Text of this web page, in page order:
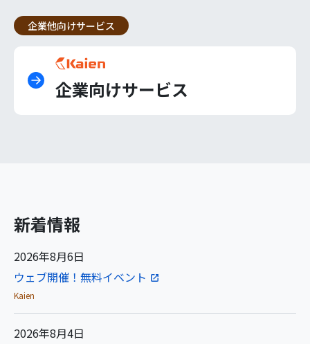
企業他向けサービス
企業向けサービス
新着情報
2026年8月6日
ウェブ開催！無料イベント
Kaien
2026年8月4日